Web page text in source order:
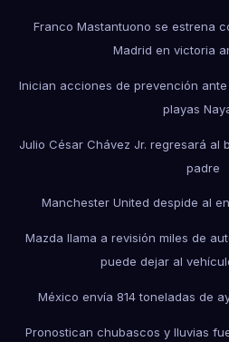
Franco Mastantuono se estrena
Madrid en victoria
Inician acciones de prevención
playas
Julio César Chávez Jr. regresará al
padre
Manchester United despide al
Mazda llama a revisión miles de
puede dejar al
México envía 814 toneladas de
Pronostican chubascos y lluvias